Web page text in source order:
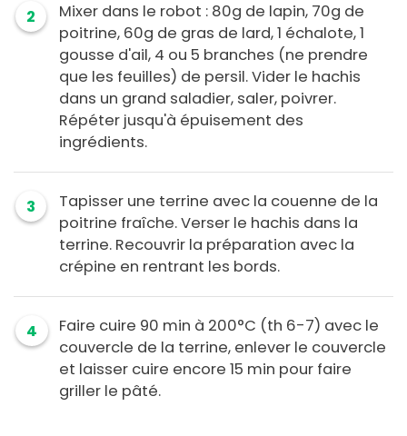
2
Mixer dans le robot : 80g de lapin, 70g de
poitrine, 60g de gras de lard, 1 échalote, 1
gousse d'ail, 4 ou 5 branches (ne prendre
que les feuilles) de persil. Vider le hachis
dans un grand saladier, saler, poivrer.
Répéter jusqu'à épuisement des
ingrédients.
3
Tapisser une terrine avec la couenne de la
poitrine fraîche. Verser le hachis dans la
terrine. Recouvrir la préparation avec la
crépine en rentrant les bords.
4
Faire cuire 90 min à 200°C (th 6-7) avec le
couvercle de la terrine, enlever le couvercle
et laisser cuire encore 15 min pour faire
griller le pâté.